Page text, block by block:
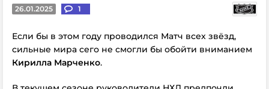
26.01.2025 1
Если бы в этом году проводился Матч всех звёзд,
сильные мира сего не смогли бы обойти вниманием
Кирилла Марченко.